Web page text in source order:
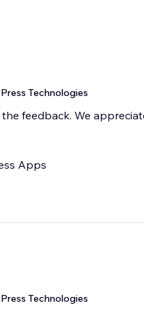
Technologies
feedback. We
Apps
Technologies